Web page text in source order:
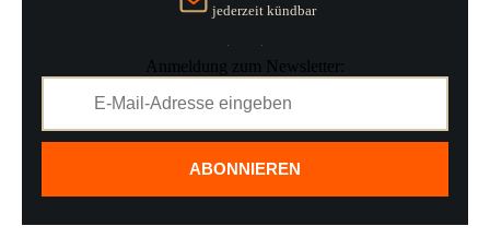
jederzeit kündbar
Anmeldung zum Newsletter:
ABONNIEREN